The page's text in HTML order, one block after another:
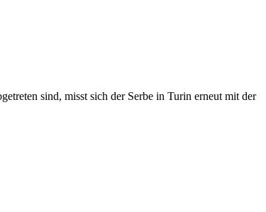
sind, misst sich der Serbe in Turin erneut mit der